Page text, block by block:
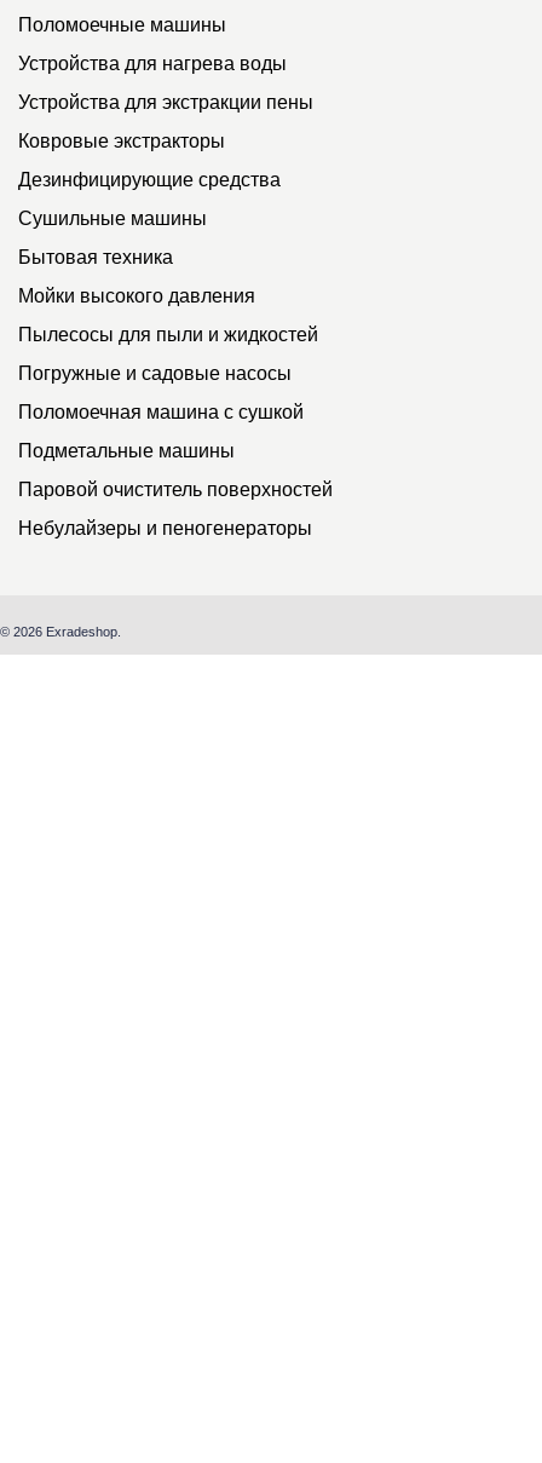
Поломоечные машины
Устройства для нагрева воды
Устройства для экстракции пены
Ковровые экстракторы
Дезинфицирующие средства
Сушильные машины
Бытовая техника
Мойки высокого давления
Пылесосы для пыли и жидкостей
Погружные и садовые насосы
Поломоечная машина с сушкой
Подметальные машины
Паровой очиститель поверхностей
Небулайзеры и пеногенераторы
© 2026 Exradeshop.